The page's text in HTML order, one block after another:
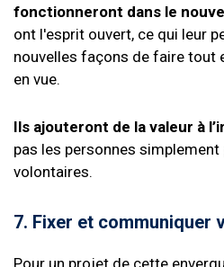
fonctionneront dans le
ont l'esprit ouvert, ce qui leur
nouvelles façons de faire tout
en vue.
Ils ajouteront de la valeur à
pas les personnes simplement
volontaires.
7. Fixer et communiquer
Pour un projet de cette